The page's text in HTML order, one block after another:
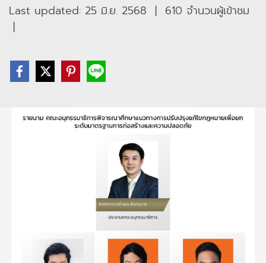
Last updated: 25 มิ.ย. 2568 | 610 จำนวนผู้เข้าชม
|